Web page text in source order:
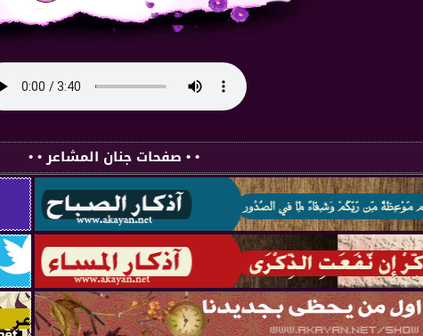
• • صفحات جنان المشاعر • •